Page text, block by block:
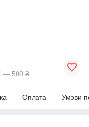
— 500 ₴
Оплата Умови